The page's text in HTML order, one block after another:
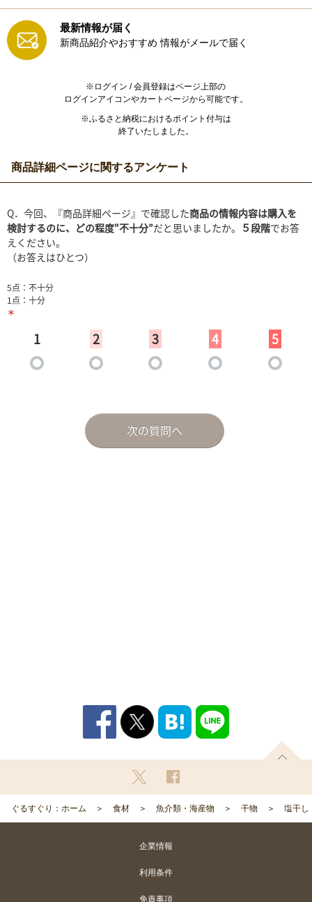
最新情報が届く
新商品紹介やおすすめ 情報がメールで届く
※ログイン / 会員登録はページ上部の
ログインアイコンやカートページから可能です。
※ふるさと納税におけるポイント付与は
終了いたしました。
商品詳細ページに関するアンケート
ぐるすぐり：ホーム 食材 魚介類・海産物 干物 塩干し
企業情報
利用条件
免責事項